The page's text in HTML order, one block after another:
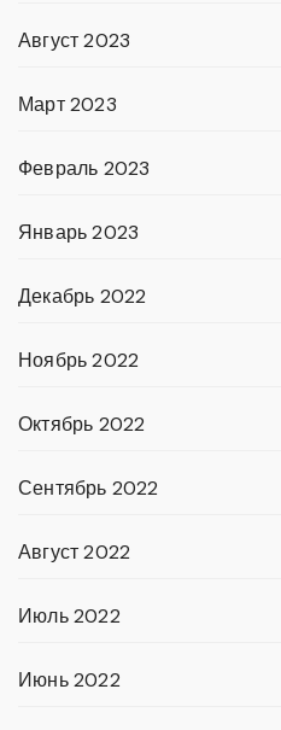
Август 2023
Март 2023
Февраль 2023
Январь 2023
Декабрь 2022
Ноябрь 2022
Октябрь 2022
Сентябрь 2022
Август 2022
Июль 2022
Июнь 2022